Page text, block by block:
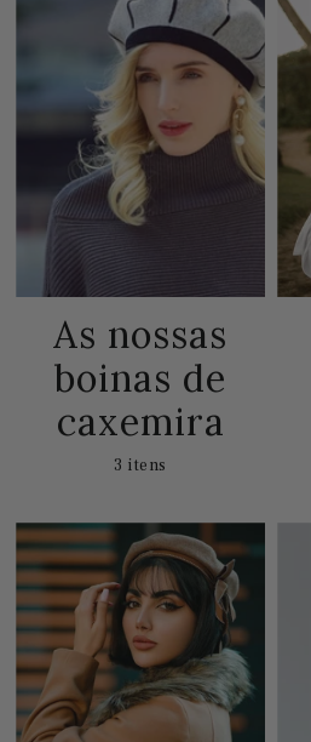
As nossas
boinas de
caxemira
3 itens